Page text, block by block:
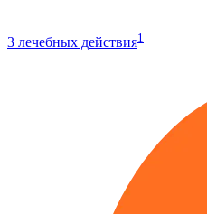
3 лечебных действия1